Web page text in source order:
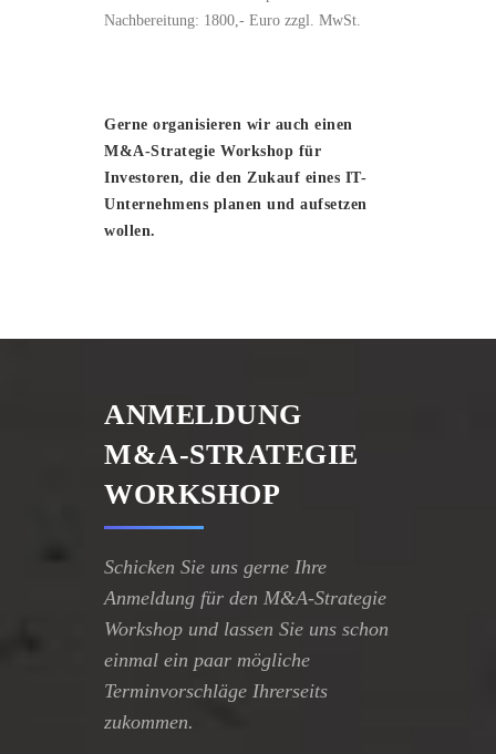
Nachbereitung: 1800,- Euro zzgl. MwSt.
Gerne organisieren wir auch einen
M&A-Strategie Workshop für
Investoren, die den Zukauf eines IT-
Unternehmens planen und aufsetzen
wollen.
ANMELDUNG
M&A-STRATEGIE
WORKSHOP
Schicken Sie uns gerne Ihre
Anmeldung für den M&A-Strategie
Workshop und lassen Sie uns schon
einmal ein paar mögliche
Terminvorschläge Ihrerseits
zukommen.